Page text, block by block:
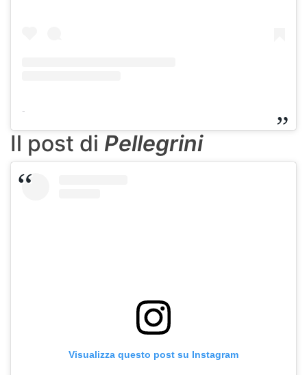
-
Il post di Pellegrini
Visualizza questo post su Instagram